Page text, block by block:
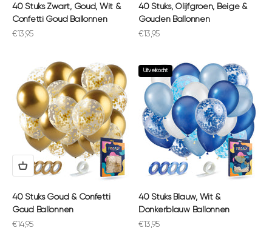
40 Stuks Zwart, Goud, Wit &
Confetti Goud Ballonnen
Aanbiedingsprijs
€13,95
40 Stuks, Olijfgroen, Beige &
Gouden Ballonnen
Aanbiedingsprijs
€13,95
40 Stuks Goud & Confetti
Goud Ballonnen
Aanbiedingsprijs
€14,95
Uitverkocht
40 Stuks Blauw, Wit &
Donkerblauw Ballonnen
Aanbiedingsprijs
€13,95